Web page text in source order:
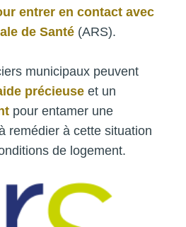
entrer en contact avec
de Santé (ARS).
municipaux peuvent
précieuse et un
pour entamer une
remédier à cette situation
de logement.